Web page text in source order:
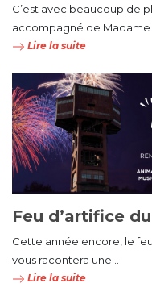
C’est avec beaucoup de
accompagné de Madame
Lire la suite
Feu d’artifice
Cette année encore, le
vous racontera une...
Lire la suite